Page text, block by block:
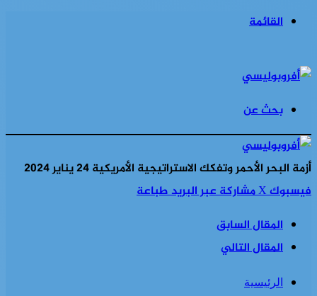
القائمة
بحث عن
أزمة البحر الأحمر وتفكك الاستراتيجية الأمريكية 24 يناير 2024
فيسبوك‫Xمشاركة عبر البريدطباعة
المقال السابق
المقال التالي
الرئيسية